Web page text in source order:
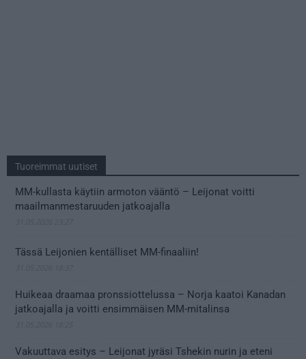
Tuoreimmat uutiset
MM-kullasta käytiin armoton vääntö – Leijonat voitti
maailmanmestaruuden jatkoajalla
Tässä Leijonien kentälliset MM-finaaliin!
Huikeaa draamaa pronssiottelussa – Norja kaatoi Kanadan
jatkoajalla ja voitti ensimmäisen MM-mitalinsa
Vakuuttava esitys – Leijonat jyräsi Tshekin nurin ja eteni